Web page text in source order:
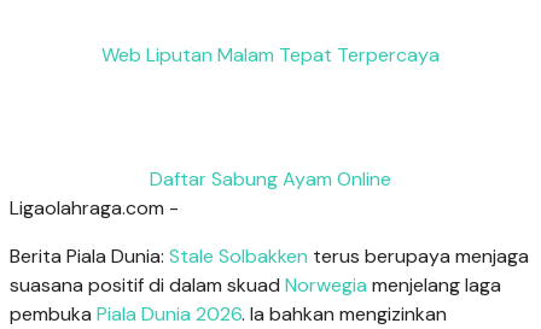
Web Liputan Malam Tepat Terpercaya
Daftar Sabung Ayam Online
Ligaolahraga.com -
Berita Piala Dunia: Stale Solbakken terus berupaya menjaga
suasana positif di dalam skuad Norwegia menjelang laga
pembuka Piala Dunia 2026. Ia bahkan mengizinkan